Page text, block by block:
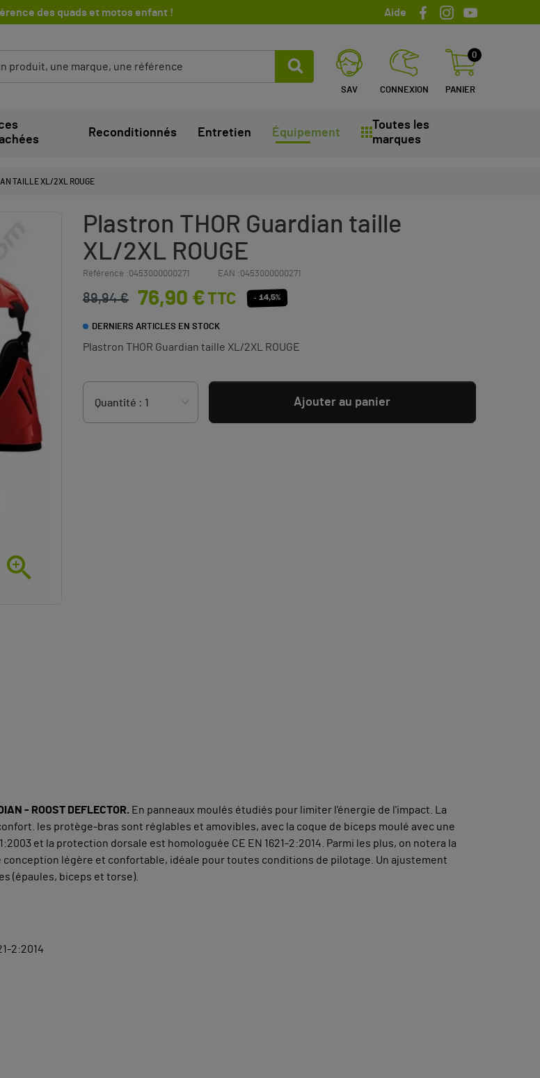
des quads et motos enfant ! Aide
SAV CONNEXION PANIER
0
Reconditionnés Entretien Équipement
Toutes les
marques
TAILLE XL/2XL ROUGE

Plastron THOR Guardian taille
XL/2XL ROUGE
Référence :0453000000271 EAN :0453000000271
89,94 € 76,90 €TTC - 14,5%
DERNIERS ARTICLES EN STOCK
Plastron THOR Guardian taille XL/2XL ROUGE
Ajouter au panier
- ROOST DEFLECTOR. En panneaux moulés étudiés pour limiter l'énergie de l'impact. La
les protège-bras sont réglables et amovibles, avec la coque de biceps moulé avec une
et la protection dorsale est homologuée CE EN 1621-2:2014. Parmi les plus, on notera la
légère et confortable, idéale pour toutes conditions de pilotage. Un ajustement
(épaules, biceps et torse).
2:2014